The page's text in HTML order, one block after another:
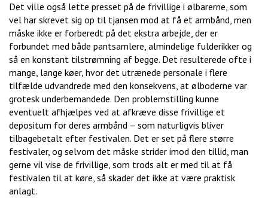
Det ville også lette presset på de frivillige i ølbarerne, som
vel har skrevet sig op til tjansen mod at få et armbånd, men
måske ikke er forberedt på det ekstra arbejde, der er
forbundet med både pantsamlere, almindelige fulderikker og
så en konstant tilstrømning af begge. Det resulterede ofte i
mange, lange køer, hvor det utrænede personale i flere
tilfælde udvandrede med den konsekvens, at ølboderne var
grotesk underbemandede. Den problemstilling kunne
eventuelt afhjælpes ved at afkræve disse frivillige et
depositum for deres armbånd – som naturligvis bliver
tilbagebetalt efter festivalen. Det er set på flere større
festivaler, og selvom det måske strider imod den tillid, man
gerne vil vise de frivillige, som trods alt er med til at få
festivalen til at køre, så skader det ikke at være praktisk
anlagt.